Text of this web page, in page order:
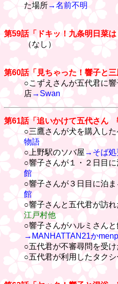
た場所→名前不明
第59話「ドキッ！九条明日菜は
（なし）
第60話「見ちゃった！響子と三
○こずえさんが五代君に
店→Swan
第61話「追いかけて五代さん
○三鷹さんが犬を購入し
物語
○上野駅のソバ屋 →そば処
○響子さんが１・２日目
館
○響子さんが３日目に泊
館
○響子さんと五代君が訪
江戸村他
○響子さんがハルミさん
→MANHATTAN21か
○五代君が不審尋問を受
○五代君が利用したタクシ